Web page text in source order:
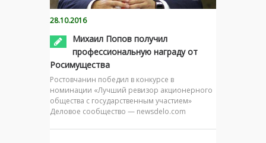
28.10.2016
Михаил Попов получил
профессиональную награду от
Росимущества
Ростовчанин победил в конкурсе в
номинации «Лучший ревизор акционерного
общества с государственным участием»
Деловое сообщество — newsdelo.com